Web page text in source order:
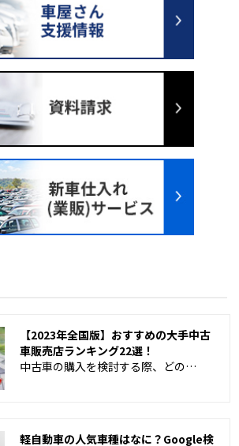
【2023年全国版】おすすめの大手中古
車販売店ランキング22選！
中古車の購入を検討する際、どの…
軽自動車の人気車種はなに？Google検